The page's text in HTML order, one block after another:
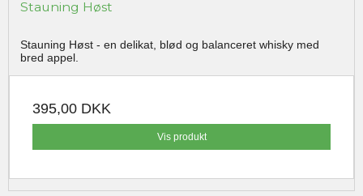
Stauning Høst
Stauning Høst - en delikat, blød og balanceret whisky med
bred appel.
395,00 DKK
Vis produkt